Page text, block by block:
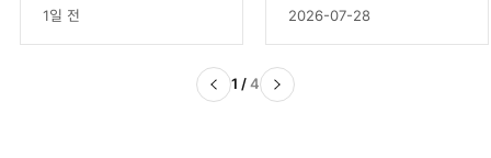
野 해법경쟁 나서라
1일 전
위 문제로 ‘멱살’은 이례
적” [황형준의 법정모독]
2026-07-28
1 /4